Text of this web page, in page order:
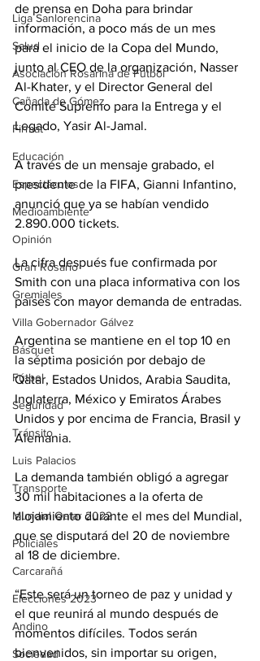
Liga Sanlorencina
Salud
Asociación Rosarina de Fútbol
Cañada de Gómez
Firmat
Educación
Espectáculos
Medioambiente
Opinión
Gran Rosario
Gremiales
Villa Gobernador Gálvez
Básquet
Fútbol
Seguridad
Tránsito
Luis Palacios
Transporte
Mundial Qatar 2022
Policiales
Carcarañá
Elecciones 2023
Andino
Sociedad
de prensa en Doha para brindar
información, a poco más de un mes
para el inicio de la Copa del Mundo,
junto al CEO de la organización, Nasser
Al-Khater, y el Director General del
Comité Supremo para la Entrega y el
Legado, Yasir Al-Jamal.
A través de un mensaje grabado, el
presidente de la FIFA, Gianni Infantino,
anunció que ya se habían vendido
2.890.000 tickets.
La cifra después fue confirmada por
Smith con una placa informativa con los
países con mayor demanda de entradas.
Argentina se mantiene en el top 10 en
la séptima posición por debajo de
Qatar, Estados Unidos, Arabia Saudita,
Inglaterra, México y Emiratos Árabes
Unidos y por encima de Francia, Brasil y
Alemania.
La demanda también obligó a agregar
30 mil habitaciones a la oferta de
alojamiento durante el mes del Mundial,
que se disputará del 20 de noviembre
al 18 de diciembre.
“Este será un torneo de paz y unidad y
el que reunirá al mundo después de
momentos difíciles. Todos serán
bienvenidos, sin importar su origen,